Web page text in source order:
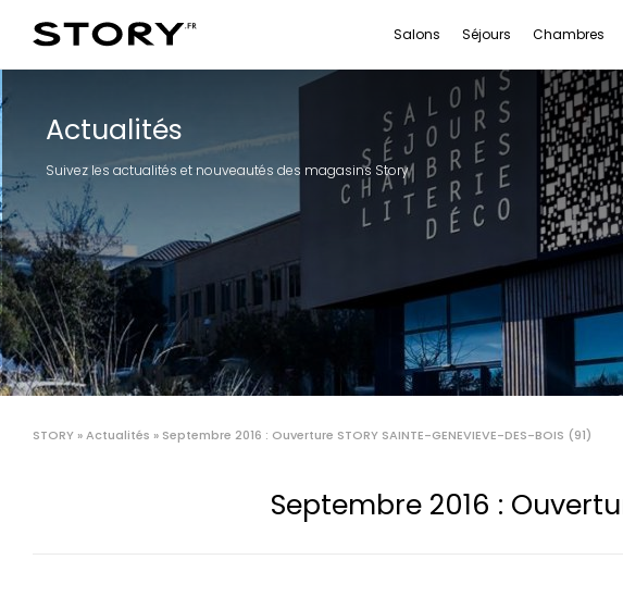
Salons Séjours Chambres
Actualités
Suivez les actualités et nouveautés des magasins Story
STORY »Actualités » Septembre 2016 : Ouverture STORY SAINTE-GENEVIEVE-DES-BOIS (91)
Septembre 2016 :